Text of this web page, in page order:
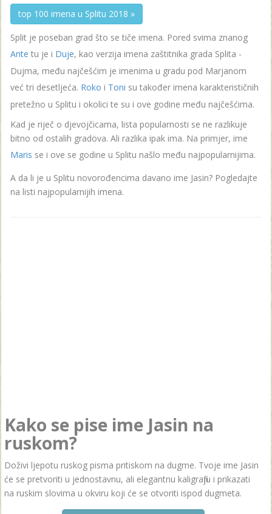
top 100 imena u Splitu 2018 »
Split je poseban grad što se tiče imena. Pored svima znanog
Ante tu je i Duje, kao verzija imena zaštitnika grada Splita -
Dujma, među najčešćim je imenima u gradu pod Marjanom
već tri desetljeća. Roko i Toni su također imena karakterističnih
pretežno u Splitu i okolici te su i ove godine među najčešćima.
Kad je riječ o djevojčicama, lista popularnosti se ne razlikuje
bitno od ostalih gradova. Ali razlika ipak ima. Na primjer, ime
Maris se i ove se godine u Splitu našlo među najpopularnijima.
A da li je u Splitu novorođencima davano ime Jasin? Pogledajte
na listi najpopularnijih imena.
Kako se pise ime Jasin na
ruskom?
Doživi ljepotu ruskog pisma pritiskom na dugme. Tvoje ime Jasin
će se pretvoriti u jednostavnu, ali elegantnu kaligrafiju i prikazati
na ruskim slovima u okviru koji će se otvoriti ispod dugmeta.